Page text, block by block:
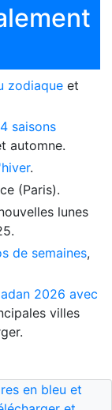
zodiaque et
4 saisons
automne.
.
(Paris).
lunes
de semaines,
2026 avec
villes